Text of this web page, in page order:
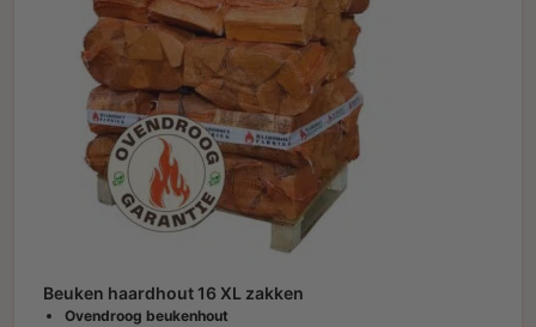
Beuken haardhout 16 XL zakken
Ovendroog beukenhout